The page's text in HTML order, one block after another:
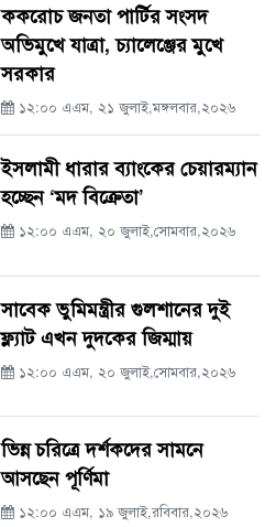
ককরোচ জনতা পার্টির সংসদ
অভিমুখে যাত্রা, চ্যালেঞ্জের মুখে
সরকার
১২:০০ এএম, ২১ জুলাই,মঙ্গলবার,২০২৬
ইসলামী ধারার ব্যাংকের চেয়ারম্যান
হচ্ছেন ‘মদ বিক্রেতা’
১২:০০ এএম, ২০ জুলাই,সোমবার,২০২৬
সাবেক ভুমিমন্ত্রীর গুলশানের দুই
ফ্ল্যাট এখন দুদকের জিম্মায়
১২:০০ এএম, ২০ জুলাই,সোমবার,২০২৬
ভিন্ন চরিত্রে দর্শকদের সামনে
আসছেন পূর্ণিমা
১২:০০ এএম, ১৯ জুলাই,রবিবার,২০২৬